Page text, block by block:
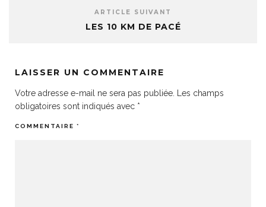
ARTICLE SUIVANT
LES 10 KM DE PACÉ
LAISSER UN COMMENTAIRE
Votre adresse e-mail ne sera pas publiée.
Les champs
obligatoires sont indiqués avec *
COMMENTAIRE *